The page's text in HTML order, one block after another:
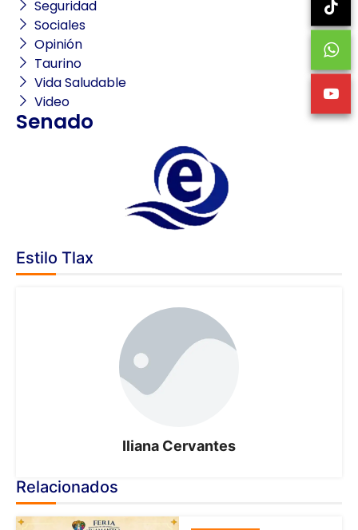
Seguridad
Sociales
Opinión
Taurino
Vida Saludable
Video
Senado
Estilo Tlax
Iliana Cervantes
Relacionados